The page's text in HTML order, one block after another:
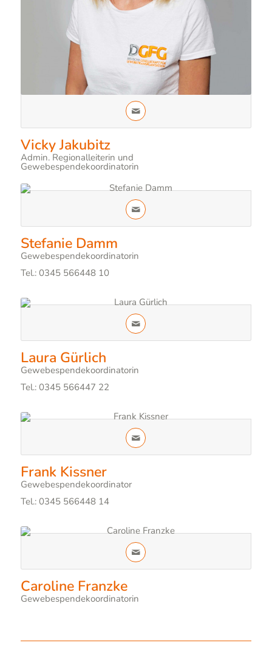
Vicky Jakubitz
Admin. Regionalleiterin und
Gewebespendekoordinatorin
Stefanie Damm
Gewebespendekoordinatorin
Tel.: 0345 566448 10
Laura Gürlich
Gewebespendekoordinatorin
Tel.: 0345 566447 22
Frank Kissner
Gewebespendekoordinator
Tel.: 0345 566448 14
Caroline Franzke
Gewebespendekoordinatorin